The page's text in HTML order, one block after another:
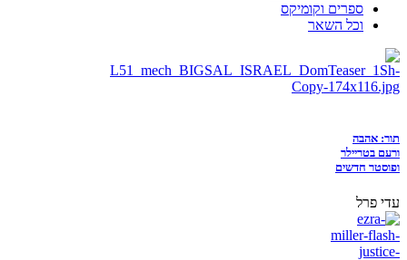
ספרים וקומיקס
וכל השאר
תור: אהבה
ורעם בטריילר
ופוסטר חדשים
עדי פרל